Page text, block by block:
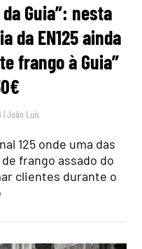
Guia”: nesta
da EN125 ainda
frango à Guia”
|João Luís
125 onde uma das
frango assado do
clientes durante o